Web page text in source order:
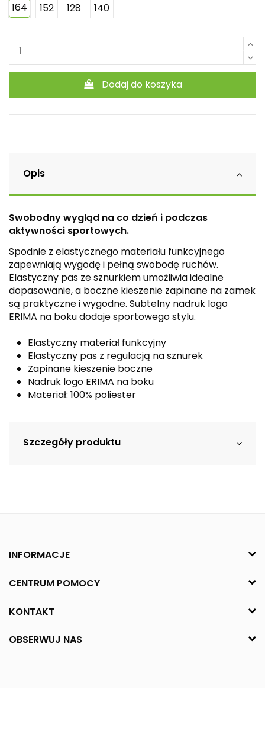
164
152 128 140
Dodaj do koszyka
Opis
Swobodny wygląd na co dzień i podczas
aktywności sportowych.
Spodnie z elastycznego materiału funkcyjnego
zapewniają wygodę i pełną swobodę ruchów.
Elastyczny pas ze sznurkiem umożliwia idealne
dopasowanie, a boczne kieszenie zapinane na zamek
są praktyczne i wygodne. Subtelny nadruk logo
ERIMA na boku dodaje sportowego stylu.
Elastyczny materiał funkcyjny
Elastyczny pas z regulacją na sznurek
Zapinane kieszenie boczne
Nadruk logo ERIMA na boku
Materiał: 100% poliester
Szczegóły produktu
INFORMACJE
CENTRUM POMOCY
KONTAKT
OBSERWUJ NAS